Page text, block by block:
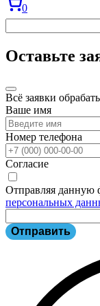
0
Оставьте
Всё заявки
Ваше имя
Номер телефона
Согласие
Отправляя данную
персональных
Отправить